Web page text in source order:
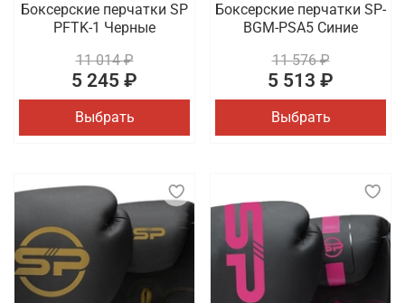
Боксерские перчатки SP
PFTK-1 Черные
11 014 ₽
5 245 ₽
Выбрать
Боксерские перчатки SP-
BGM-PSA5 Синие
11 576 ₽
5 513 ₽
Выбрать